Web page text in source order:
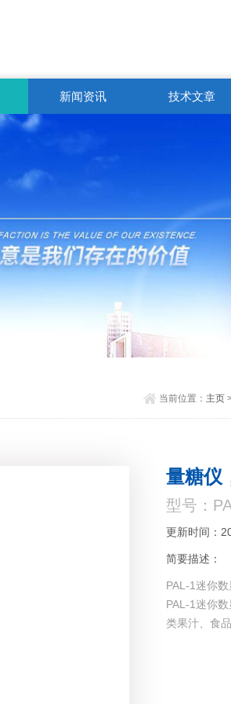
新闻资讯 技术文章
当前位置： 主页
量糖仪
型号：
更新时间：
简要描述：
PAL-1迷你
PAL-1迷你
类果汁、食